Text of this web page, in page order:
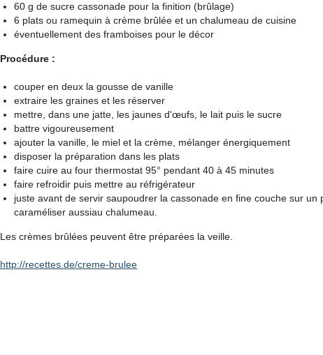
60 g de sucre cassonade pour la finition (brûlage)
6 plats ou ramequin à crème brûlée et un chalumeau de cuisine
éventuellement des framboises pour le décor
Procédure :
couper en deux la gousse de vanille
extraire les graines et les réserver
mettre, dans une jatte, les jaunes d'œufs, le lait puis le sucre
battre vigoureusement
ajouter la vanille, le miel et la crème, mélanger énergiquement
disposer la préparation dans les plats
faire cuire au four thermostat 95° pendant 40 à 45 minutes
faire refroidir puis mettre au réfrigérateur
juste avant de servir saupoudrer la cassonade en fine couche sur un
caraméliser aussiau chalumeau.
Les crèmes brûlées peuvent être préparées la veille.
http://recettes.de/creme-brulee